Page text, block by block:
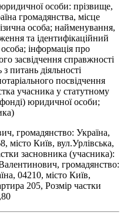
особи: прізвище,
громадянства, місце
особа; найменування,
та ідентифікаційний
інформація про
засвідчення справжності
питань діяльності
посвідчення
учасника у статутному
юридичної особи;
громадянство: Україна,
місто Київ, вул.Урлівська,
засновника (учасника):
громадянство:
04210, місто Київ,
205, Розмір частки